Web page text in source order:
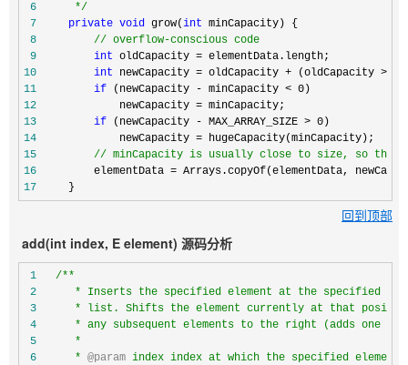
6
*/
7
private void grow(int
8
// overflow-conscious code
9
int oldCapacity =
10
int newCapacity = oldCapacity + (oldCapacity >> 1
11
if (newCapacity - minCapacity < 0
12
             newCapacity =
13
if (newCapacity - MAX_ARRAY_SIZE > 0
14
             newCapacity =
15
// minCapacity is usually close to size, so this
16
         elementData =
17
     }
回到顶部
add(int index, E element) 源码分析
1
/**
2
3
4
5
6
     *
@param